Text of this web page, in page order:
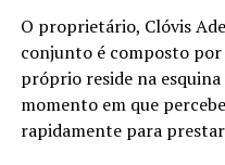
O proprietário, Clóvis
conjunto é composto
próprio reside na
momento em que
rapidamente para